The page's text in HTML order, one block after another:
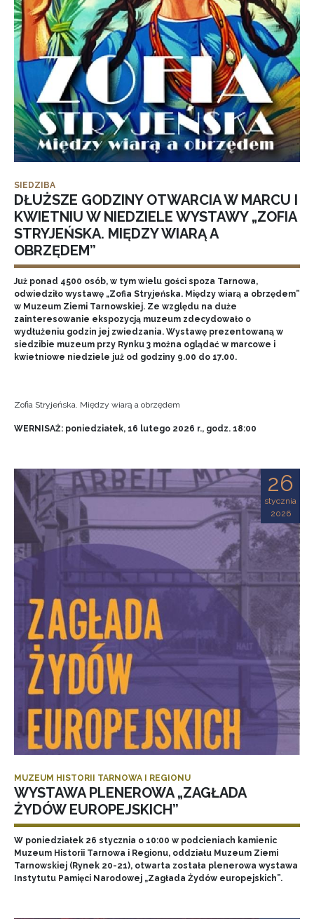
SIEDZIBA
DŁUŻSZE GODZINY OTWARCIA W MARCU I
KWIETNIU W NIEDZIELE WYSTAWY „ZOFIA
STRYJEŃSKA. MIĘDZY WIARĄ A
OBRZĘDEM”
Już ponad 4500 osób, w tym wielu gości spoza Tarnowa,
odwiedziło wystawę „Zofia Stryjeńska. Między wiarą a obrzędem”
w Muzeum Ziemi Tarnowskiej. Ze względu na duże
zainteresowanie ekspozycją muzeum zdecydowało o
wydłużeniu godzin jej zwiedzania. Wystawę prezentowaną w
siedzibie muzeum przy Rynku 3 można oglądać w marcowe i
kwietniowe niedziele już od godziny 9.00 do 17.00.
Zofia Stryjeńska. Między wiarą a obrzędem
WERNISAŻ: poniedziałek, 16 lutego 2026 r., godz. 18:00
26
stycznia
2026
MUZEUM HISTORII TARNOWA I REGIONU
WYSTAWA PLENEROWA „ZAGŁADA
ŻYDÓW EUROPEJSKICH”
W poniedziałek 26 stycznia o 10:00 w podcieniach kamienic
Muzeum Historii Tarnowa i Regionu, oddziału Muzeum Ziemi
Tarnowskiej (Rynek 20-21), otwarta została plenerowa wystawa
Instytutu Pamięci Narodowej „Zagłada Żydów europejskich”.